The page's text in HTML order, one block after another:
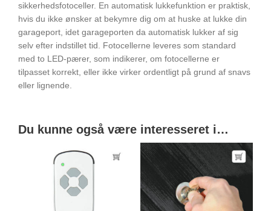
f
c
r
sikkerhedsfotoceller. En automatisk lukkefunktion er praktisk,
hvis du ikke ønsker at bekymre dig om at huske at lukke din
garageport, idet garageporten da automatisk lukker af sig
selv efter indstillet tid. Fotocellerne leveres som standard
med to LED-pærer, som indikerer, om fotocellerne er
tilpasset korrekt, eller ikke virker ordentligt på grund af snavs
eller lignende.
Du kunne også være interesseret i…